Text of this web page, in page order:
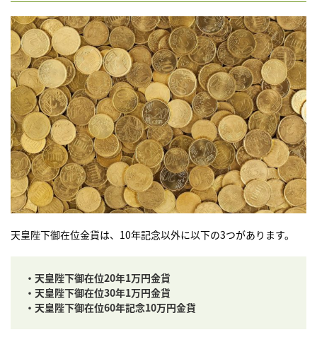
天皇陛下御在位金貨は、10年記念以外に以下の3つがあります。
・天皇陛下御在位20年1万円金貨
・天皇陛下御在位30年1万円金貨
・天皇陛下御在位60年記念10万円金貨